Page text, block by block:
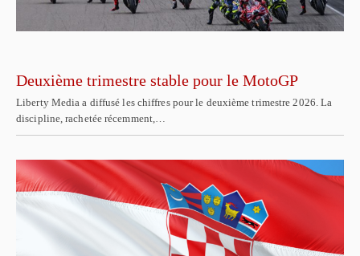
Deuxième trimestre stable pour le MotoGP
Liberty Media a diffusé les chiffres pour le deuxième trimestre 2026. La
discipline, rachetée récemment,…